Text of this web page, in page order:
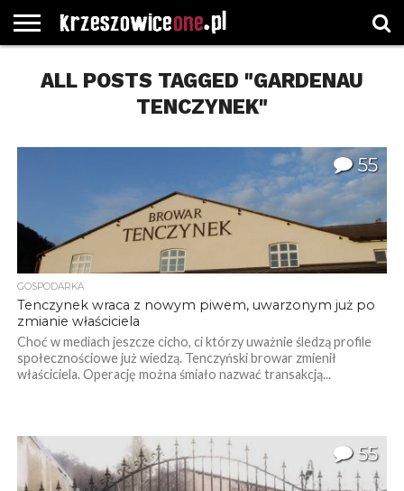
GŁÓWNA
WYBORY
SAMORZĄDOWE
WYBIERZ
KATEGORIE
ROZKŁADY
JAZDY
GREGORCZYK
WATCH
KONTAKT
ALL POSTS TAGGED "GARDENAU
TENCZYNEK"
55
GOSPODARKA
Tenczynek wraca z nowym piwem, uwarzonym już po
zmianie właściciela
Choć w mediach jeszcze cicho, ci którzy uważnie śledzą profile
społecznościowe już wiedzą. Tenczyński browar zmienił
właściciela. Operację można śmiało nazwać transakcją...
55